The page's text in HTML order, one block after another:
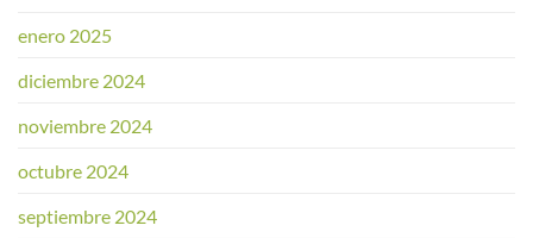
enero 2025
diciembre 2024
noviembre 2024
octubre 2024
septiembre 2024